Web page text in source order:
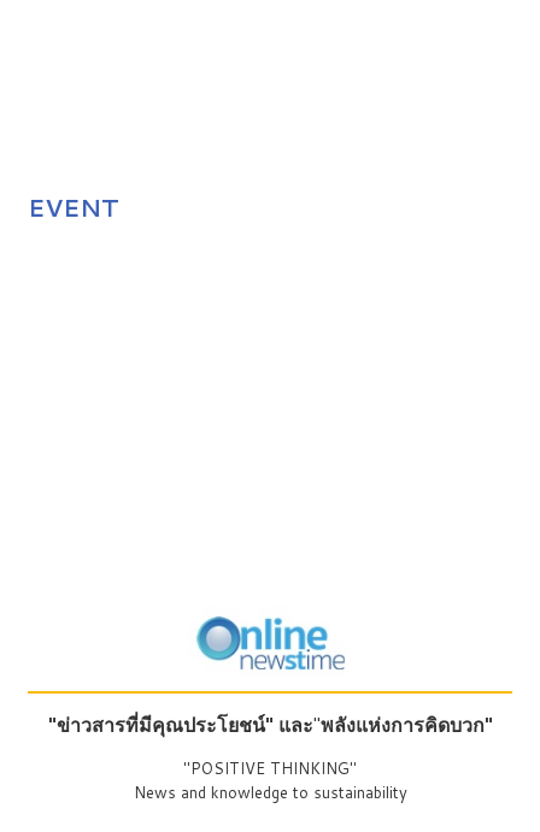
EVENT
"ข่าวสารที่มีคุณประโยชน์" และ"พลังแห่งการคิดบวก"
"POSITIVE THINKING"
News and knowledge to sustainability